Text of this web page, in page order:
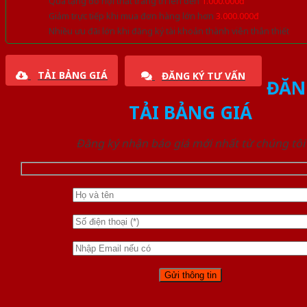
Giảm trực tiếp khi mua đơn hàng lớn hơn 3.000.000đ
Nhiều ưu đãi lớn khi đăng ký tài khoản thành viên thân thiết
TẢI BẢNG GIÁ ĐĂNG KÝ TƯ VẤN
TẢI BẢNG GIÁ
Đăng ký nhận báo giá mới nhất từ chúng tôi